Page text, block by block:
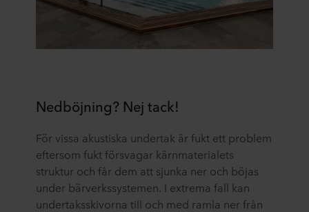
Nedböjning? Nej tack!
För vissa akustiska undertak är fukt ett problem
eftersom fukt försvagar kärnmaterialets
struktur och får dem att sjunka ner och böjas
under bärverkssystemen. I extrema fall kan
undertaksskivorna till och med ramla ner från